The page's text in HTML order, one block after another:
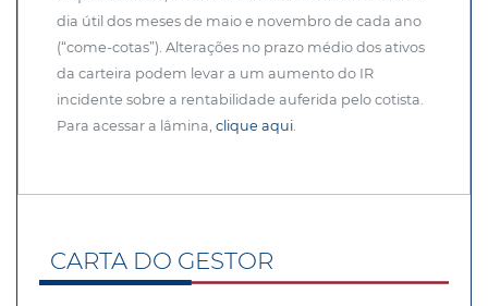
dia útil dos meses de maio e novembro de cada ano
(“come-cotas”). Alterações no prazo médio dos ativos
da carteira podem levar a um aumento do IR
incidente sobre a rentabilidade auferida pelo cotista.
Para acessar a lâmina, clique aqui.
CARTA DO GESTOR